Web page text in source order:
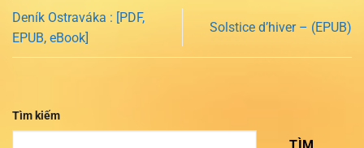
Deník Ostraváka : [PDF,
EPUB, eBook]
Solstice d’hiver – (EPUB)
Tìm kiếm